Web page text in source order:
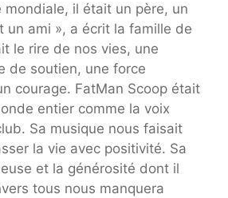
il était un père, un
un ami », a écrit la famille de
le rire de nos vies, une
de soutien, une force
courage. FatMan Scoop était
entier comme la voix
Sa musique nous faisait
la vie avec positivité. Sa
et la générosité dont il
tous nous manquera